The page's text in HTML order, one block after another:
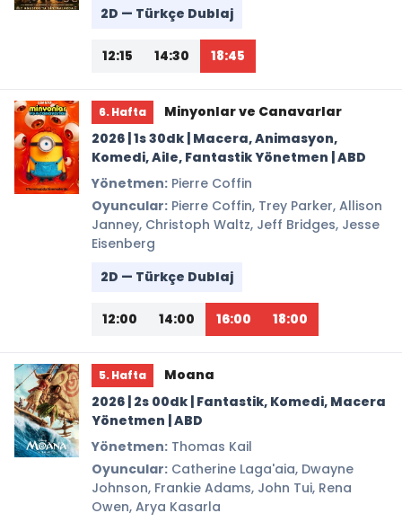
2D — Türkçe Dublaj
12:15 14:30 18:45
6. Hafta
Minyonlar ve Canavarlar
2026 | 1s 30dk | Macera, Animasyon,
Komedi, Aile, Fantastik Yönetmen | ABD
Yönetmen: Pierre Coffin
Oyuncular: Pierre Coffin, Trey Parker, Allison
Janney, Christoph Waltz, Jeff Bridges, Jesse
Eisenberg
2D — Türkçe Dublaj
12:00 14:00 16:00 18:00
5. Hafta
Moana
2026 | 2s 00dk | Fantastik, Komedi, Macera
Yönetmen | ABD
Yönetmen: Thomas Kail
Oyuncular: Catherine Laga'aia, Dwayne
Johnson, Frankie Adams, John Tui, Rena
Owen, Arya Kasarla